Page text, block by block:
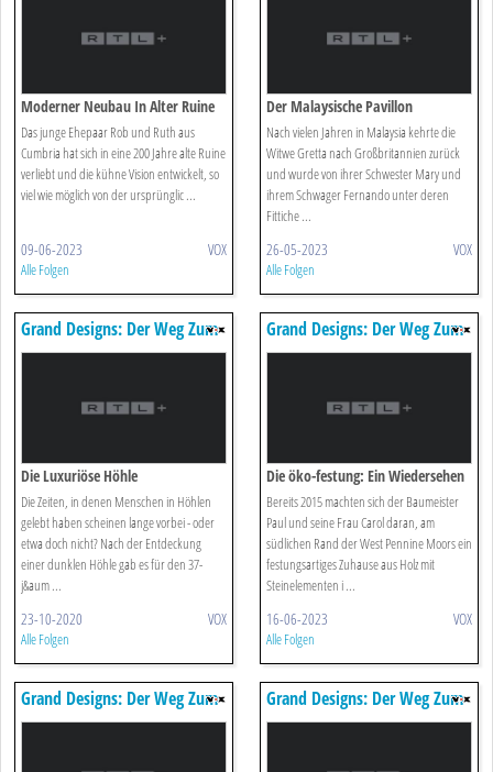
Moderner Neubau In Alter Ruine
Das junge Ehepaar Rob und Ruth aus
Cumbria hat sich in eine 200 Jahre alte Ruine
verliebt und die kühne Vision entwickelt, so
viel wie möglich von der ursprünglic ...
09-06-2023 VOX
Alle Folgen
Der Malaysische Pavillon
Nach vielen Jahren in Malaysia kehrte die
Witwe Gretta nach Großbritannien zurück
und wurde von ihrer Schwester Mary und
ihrem Schwager Fernando unter deren
Fittiche ...
26-05-2023 VOX
Alle Folgen
Grand Designs: Der Weg Zum
Traumhaus
Die Luxuriöse Höhle
Die Zeiten, in denen Menschen in Höhlen
gelebt haben scheinen lange vorbei - oder
etwa doch nicht? Nach der Entdeckung
einer dunklen Höhle gab es für den 37-
j&aum ...
23-10-2020 VOX
Alle Folgen
Grand Designs: Der Weg Zum
Traumhaus
Die öko-festung: Ein Wiedersehen
Bereits 2015 machten sich der Baumeister
Paul und seine Frau Carol daran, am
südlichen Rand der West Pennine Moors ein
festungsartiges Zuhause aus Holz mit
Steinelementen i ...
16-06-2023 VOX
Alle Folgen
Grand Designs: Der Weg Zum
Traumhaus
Grand Designs: Der Weg Zum
Traumhaus